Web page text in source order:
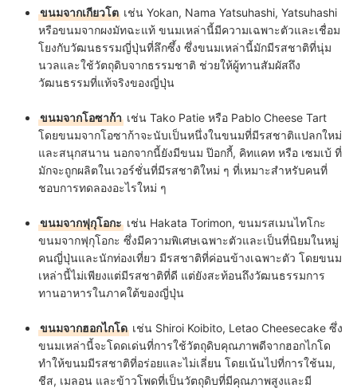
ขนมจากเกียวโต เช่น Yokan, Nama Yatsuhashi, Yatsuhashi
หรือขนมจากผงมัทฉะแท้ ขนมเหล่านี้มีความเฉพาะตัวและเชื่อม
โยงกับวัฒนธรรมญี่ปุ่นที่ลึกซึ้ง ซึ่งขนมเหล่านี้มักมีรสชาติที่นุ่ม
นวลและใช้วัตถุดิบจากธรรมชาติ ช่วยให้ผู้ทานสัมผัสถึง
วัฒนธรรมที่แท้จริงของญี่ปุ่น
ขนมจากโอซาก้า เช่น Tako Patie หรือ Pablo Cheese Tart
โดยขนมจากโอซาก้าจะนับเป็นหนึ่งในขนมที่มีรสชาติแปลกใหม่
และสนุกสนาน นอกจากนี้ยังมีขนม ป๊อกกี้, คิทแคท หรือ เซมเบ้ ที่
มักจะถูกผลิตในเวอร์ชั่นที่มีรสชาติใหม่ ๆ ที่เหมาะสำหรับคนที่
ชอบการทดลองอะไรใหม่ ๆ
ขนมจากฟุกุโอกะ เช่น Hakata Torimon, ขนมรสเมนไทโกะ
ขนมจากฟุกุโอกะ ซึ่งมีความพิเศษเฉพาะตัวและเป็นที่นิยมในหมู่
คนญี่ปุ่นและนักท่องเที่ยว มีรสชาติที่ค่อนข้างเฉพาะตัว โดยขนม
เหล่านี้ไม่เพียงแต่มีรสชาติที่ดี แต่ยังสะท้อนถึงวัฒนธรรมการ
ทานอาหารในภาคใต้ของญี่ปุ่น
ขนมจากฮอกไกโด เช่น Shiroi Koibito, Letao Cheesecake ซึ่ง
ขนมเหล่านี้จะโดดเด่นที่การใช้วัตถุดิบคุณภาพดีจากฮอกไกโด
ทำให้ขนมมีรสชาติที่อร่อยและไม่เลี่ยน โดยเน้นไปที่การใช้นม,
ชีส, เมลอน และข้าวโพดที่เป็นวัตถุดิบที่มีคุณภาพสูงและมี